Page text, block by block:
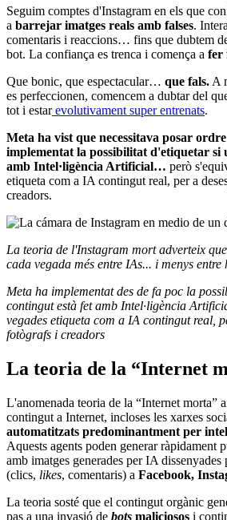
Seguim comptes d'Instagram en els que
a barrejar imatges reals amb falses.
comentaris i reaccions… fins que dubtem
bot. La confiança es trenca i comença a fer
Que bonic, que espectacular… que fals.A
es perfeccionen, comencem a dubtar del
tot i estarevolutivament super entrenats.
Meta ha vist que necessitava posar
implementat la possibilitat d'etiquetar si
amb Intel·ligència Artificial… però
etiqueta com a IA contingut real, per a
creadors.
La teoria de l'Instagram mort adverteix
cada vegada més entre IAs... i menys
Meta ha implementat des de fa poc la
contingut està fet amb Intel·ligència
vegades etiqueta com a IA contingut real,
fotògrafs i creadors
La teoria de la “Internet
L'anomenada teoria de la “Internet morta”
contingut a Internet, incloses les xarxes
automatitzats predominantment per
Aquests agents poden generar ràpidament
amb imatges generades per IA
(clics, likes, comentaris) a Facebook,
La teoria sosté que el contingut orgànic
pas a una invasió de bots maliciosos i